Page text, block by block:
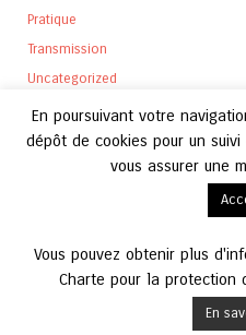
Pratique
Transmission
Uncategorized
En poursuivant votre
dépôt de cookies pour un
vous assurer une
Vous pouvez obtenir plus
Charte pour la protection
En